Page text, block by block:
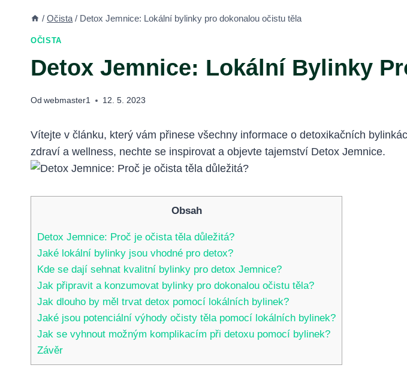
/ Očista / Detox Jemnice: Lokální bylinky pro dokonalou očistu těla
OČISTA
Detox Jemnice: Lokální Bylinky
Od webmaster1 12. 5. 2023
Vítejte v článku, který vám přinese všechny informace o detoxikačních
zdraví a wellness, nechte se inspirovat a objevte tajemství Detox Jemnice.
Obsah
Detox Jemnice: Proč je očista těla důležitá?
Jaké lokální bylinky jsou vhodné pro detox?
Kde se dají sehnat kvalitní bylinky pro detox Jemnice?
Jak připravit a konzumovat bylinky pro dokonalou očistu těla?
Jak dlouho by měl trvat detox pomocí lokálních bylinek?
Jaké jsou potenciální výhody očisty těla pomocí lokálních bylinek?
Jak se vyhnout možným komplikacím při detoxu pomocí bylinek?
Závěr